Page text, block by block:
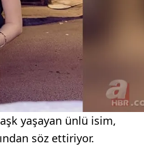
yaşayan ünlü isim,
söz ettiriyor.